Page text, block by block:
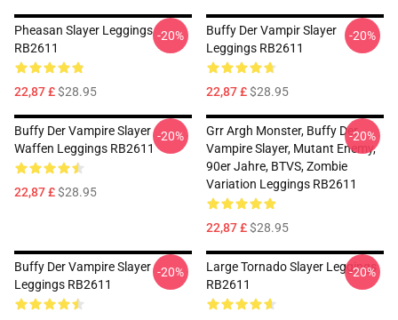
Pheasan Slayer Leggings
RB2611
22,87 £$28.95
-20%
Buffy Der Vampir Slayer
Leggings RB2611
22,87 £$28.95
-20%
Buffy Der Vampire Slayer
Waffen Leggings RB2611
22,87 £$28.95
-20%
Grr Argh Monster, Buffy Der
Vampire Slayer, Mutant Enemy,
90er Jahre, BTVS, Zombie
Variation Leggings RB2611
22,87 £$28.95
-20%
Buffy Der Vampire Slayer
Leggings RB2611
-20%
Large Tornado Slayer Leggings
RB2611
-20%